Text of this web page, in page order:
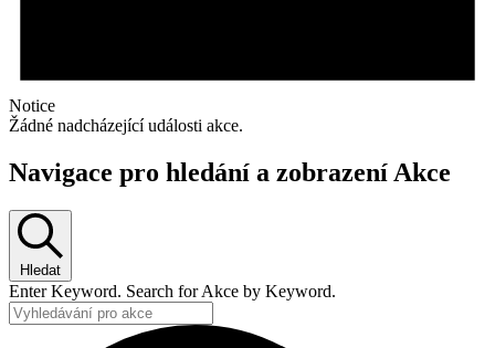
Notice
Žádné nadcházející události akce.
Navigace pro hledání a zobrazení Akce
Hledat
Enter Keyword. Search for Akce by Keyword.